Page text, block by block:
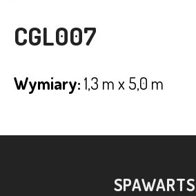
CGL007
Wymiary:1,3 m x 5,0 m
SPAWARTS